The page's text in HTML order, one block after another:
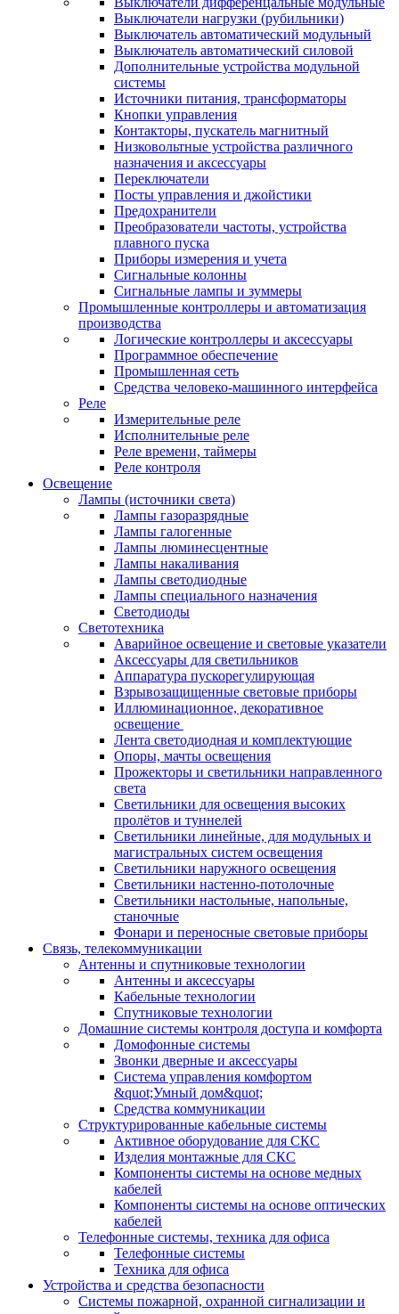
Выключатели нагрузки (рубильники)
Выключатель автоматический модульный
Выключатель автоматический силовой
Дополнительные устройства модульной
системы
Источники питания, трансформаторы
Кнопки управления
Контакторы, пускатель магнитный
Низковольтные устройства различного
назначения и аксессуары
Переключатели
Посты управления и джойстики
Предохранители
Преобразователи частоты, устройства
плавного пуска
Приборы измерения и учета
Сигнальные колонны
Сигнальные лампы и зуммеры
Промышленные контроллеры и автоматизация
производства
Логические контроллеры и аксессуары
Программное обеспечение
Промышленная сеть
Средства человеко-машинного интерфейса
Реле
Измерительные реле
Исполнительные реле
Реле времени, таймеры
Реле контроля
Освещение
Лампы (источники света)
Лампы газоразрядные
Лампы галогенные
Лампы люминесцентные
Лампы накаливания
Лампы светодиодные
Лампы специального назначения
Светодиоды
Светотехника
Аварийное освещение и световые указатели
Аксессуары для светильников
Аппаратура пускорегулирующая
Взрывозащищенные световые приборы
Иллюминационное, декоративное
освещение
Лента светодиодная и комплектующие
Опоры, мачты освещения
Прожекторы и светильники направленного
света
Светильники для освещения высоких
пролётов и туннелей
Светильники линейные, для модульных и
магистральных систем освещения
Светильники наружного освещения
Светильники настенно-потолочные
Светильники настольные, напольные,
станочные
Фонари и переносные световые приборы
Связь, телекоммуникации
Антенны и спутниковые технологии
Антенны и аксессуары
Кабельные технологии
Спутниковые технологии
Домашние системы контроля доступа и комфорта
Домофонные системы
Звонки дверные и аксессуары
Система управления комфортом
&quot;Умный дом&quot;
Средства коммуникации
Структурированные кабельные системы
Активное оборудование для СКС
Изделия монтажные для СКС
Компоненты системы на основе медных
кабелей
Компоненты системы на основе оптических
кабелей
Телефонные системы, техника для офиса
Телефонные системы
Техника для офиса
Устройства и средства безопасности
Системы пожарной, охранной сигнализации и